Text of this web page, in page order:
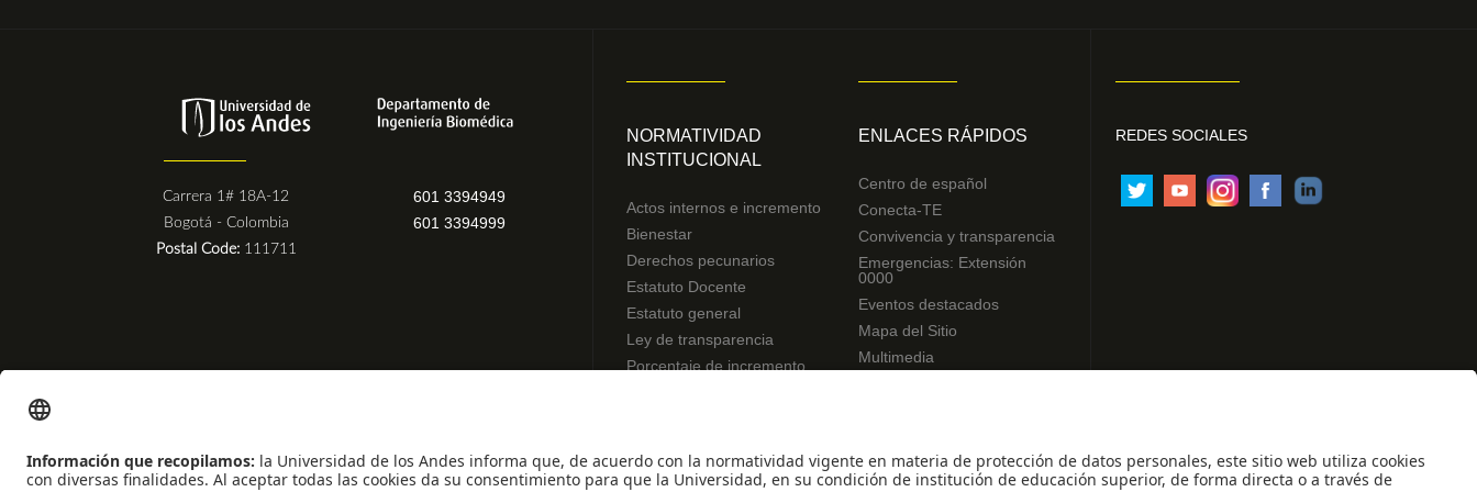
Carrera 1# 18A-12
Bogotá - Colombia
Postal Code: 111711
601 3394949
601 3394999
NORMATIVIDAD
INSTITUCIONAL
Actos internos e incremento
Bienestar
Derechos pecunarios
Estatuto Docente
Estatuto general
Ley de transparencia
Porcentaje de incremento
ENLACES RÁPIDOS
Centro de español
Conecta-TE
Convivencia y transparencia
Emergencias: Extensión
0000
Eventos destacados
Mapa del Sitio
Multimedia
REDES SOCIALES